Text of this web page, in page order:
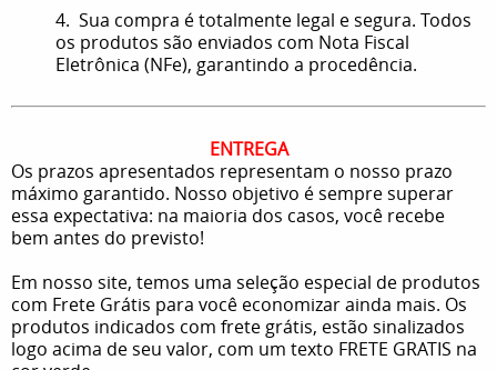
4. Sua compra é totalmente legal e segura. Todos
os produtos são enviados com Nota Fiscal
Eletrônica (NFe), garantindo a procedência.
ENTREGA
Os prazos apresentados representam o nosso prazo
máximo garantido. Nosso objetivo é sempre superar
essa expectativa: na maioria dos casos, você recebe
bem antes do previsto!
Em nosso site, temos uma seleção especial de produtos
com Frete Grátis para você economizar ainda mais. Os
produtos indicados com frete grátis, estão sinalizados
logo acima de seu valor, com um texto FRETE GRATIS na